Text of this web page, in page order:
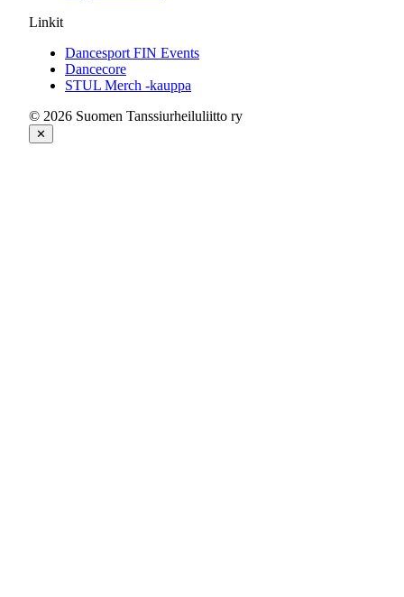
Linkit
Dancesport FIN Events
Dancecore
STUL Merch -kauppa
© 2026 Suomen Tanssiurheiluliitto ry
✕